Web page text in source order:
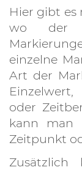
Hier gibt es
wo der
einzelne
Art der
Einzelwert,
oder
kann man
Zeitpunkt